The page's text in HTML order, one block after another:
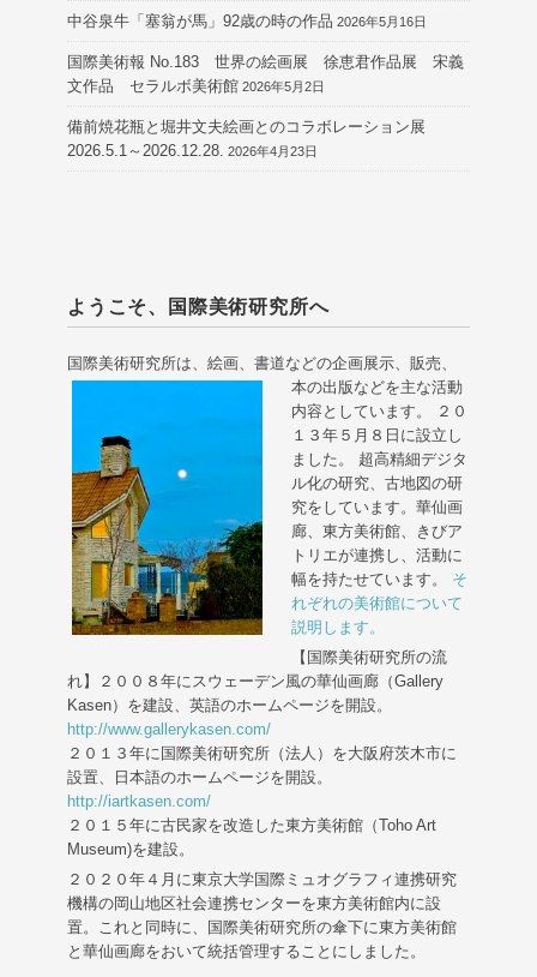
中谷泉牛「塞翁が馬」92歳の時の作品 2026年5月16日
国際美術報 No.183 世界の絵画展 徐恵君作品展 宋義
文作品 セラルボ美術館 2026年5月2日
備前焼花瓶と堀井文夫絵画とのコラボレーション展
2026.5.1～2026.12.28. 2026年4月23日
ようこそ、国際美術研究所へ
国際美術研究所は、絵画、書道などの企画展示、販売、
本の出版などを主な活動
内容としています。 ２０
１３年５月８日に設立し
ました。 超高精細デジタ
ル化の研究、古地図の研
究をしています。華仙画
廊、東方美術館、きびア
トリエが連携し、活動に
幅を持たせています。 そ
れぞれの美術館について
説明します。
【国際美術研究所の流
れ】２００８年にスウェーデン風の華仙画廊（Gallery
Kasen）を建設、英語のホームページを開設。
http://www.gallerykasen.com/
２０１３年に国際美術研究所（法人）を大阪府茨木市に
設置、日本語のホームページを開設。
http://iartkasen.com/
２０１５年に古民家を改造した東方美術館（Toho Art
Museum)を建設。
２０２０年４月に東京大学国際ミュオグラフィ連携研究
機構の岡山地区社会連携センターを東方美術館内に設
置。これと同時に、国際美術研究所の傘下に東方美術館
と華仙画廊をおいて統括管理することにしました。